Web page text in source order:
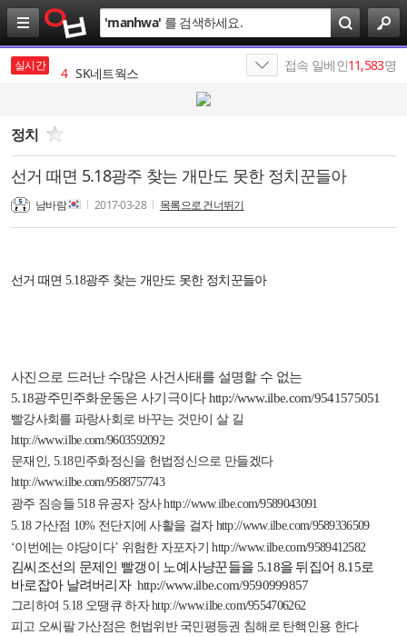
검
색
'manhwa' 를 검색하세요.
실시간
3 성인만화
4 SK네트웍스
6
7 SK이노베이션
8 나스미디어
9 SK텔레콤
접속 일베인11,583명
정치
선거 때면 5.18광주 찾는 개만도 못한 정치꾼들아
남바람 2017-03-28 목록으로 건너뛰기
선거 때면 5.18광주 찾는 개만도 못한 정치꾼들아
사진으로 드러난 수많은 사건사태를 설명할 수 없는
5.18광주민주화운동은 사기극이다 http://www.ilbe.com/9541575051
빨강사회를 파랑사회로 바꾸는 것만이 살 길
http://www.ilbe.com/9603592092
문재인, 5.18민주화정신을 헌법정신으로 만들겠다
http://www.ilbe.com/9588757743
광주 짐승들518 유공자 장사 http://www.ilbe.com/9589043091
5.18 가산점 10% 전단지에 사활을 걸자 http://www.ilbe.com/9589336509
‘이번에는 야당이다’ 위험한 자포자기 http://www.ilbe.com/9589412582
김씨조선의 문제인 빨갱이 노예사냥꾼들을 5.18을 뒤집어 8.15로
바로잡아 날려버리자 http://www.ilbe.com/9590999857
그리하여 5.18 오땡큐 하자 http://www.ilbe.com/9554706262
피고 오씨팔 가산점은 헌법위반 국민평등권 침해로 탄핵인용 한다